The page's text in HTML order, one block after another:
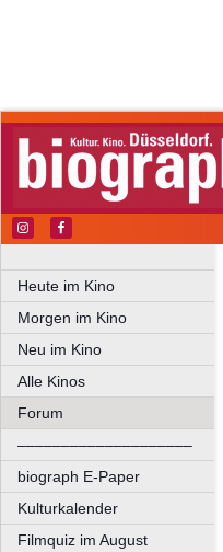
Heute im Kino
Morgen im Kino
Neu im Kino
Alle Kinos
Forum
––––––––––––––––––––
biograph E-Paper
Kulturkalender
Filmquiz im August